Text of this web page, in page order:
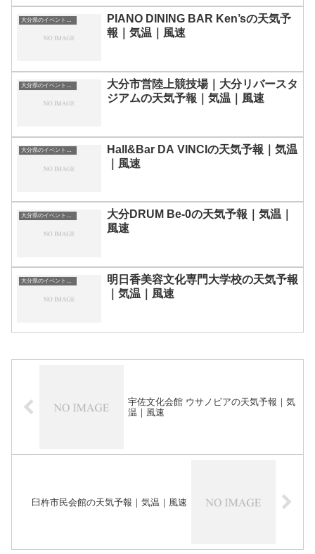
PIANO DINING BAR Ken’sの天気予
報｜気温｜風速
大分市営陸上競技場｜大分リバースタ
ジアムの天気予報｜気温｜風速
大分県のイベント会場一覧
Hall&Bar DA VINCIの天気予報｜気温
｜風速
大分県のイベント会場一覧
大分DRUM Be-0の天気予報｜気温｜
風速
大分県のイベント会場一覧
明日香美容文化専門大学校の天気予報
｜気温｜風速
宇佐文化会館 ウサノピアの天気予報｜気
温｜風速
臼杵市民会館の天気予報｜気温｜風速